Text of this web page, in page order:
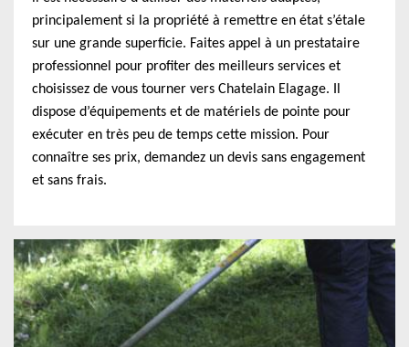
principalement si la propriété à remettre en état s’étale
sur une grande superficie. Faites appel à un prestataire
professionnel pour profiter des meilleurs services et
choisissez de vous tourner vers Chatelain Elagage. Il
dispose d’équipements et de matériels de pointe pour
exécuter en très peu de temps cette mission. Pour
connaître ses prix, demandez un devis sans engagement
et sans frais.